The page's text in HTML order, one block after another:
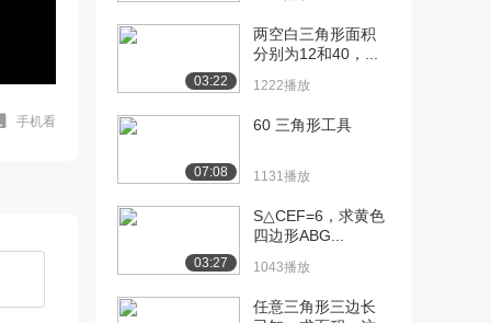
手机看
03:22
两空白三角形面积
分别为12和40，...
1222播放
07:08
60 三角形工具
1131播放
03:27
S△CEF=6，求黄色
四边形ABG...
1043播放
任意三角形三边长